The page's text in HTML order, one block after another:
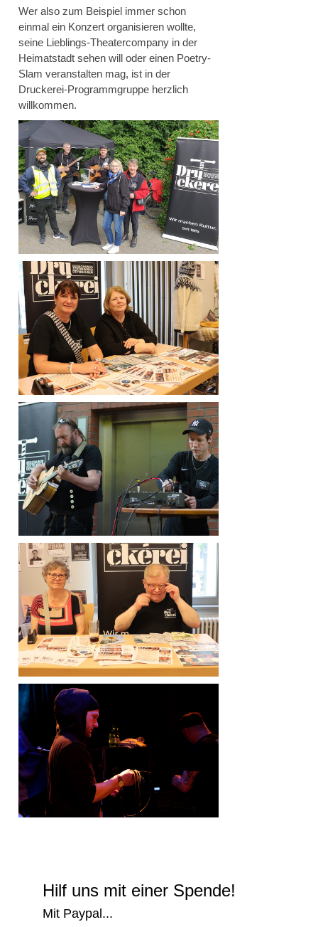
Wer also zum Beispiel immer schon
einmal ein Konzert organisieren wollte,
seine Lieblings-Theatercompany in der
Heimatstadt sehen will oder einen Poetry-
Slam veranstalten mag, ist in der
Druckerei-Programmgruppe herzlich
willkommen.
Hilf uns mit einer Spende!
Mit Paypal...